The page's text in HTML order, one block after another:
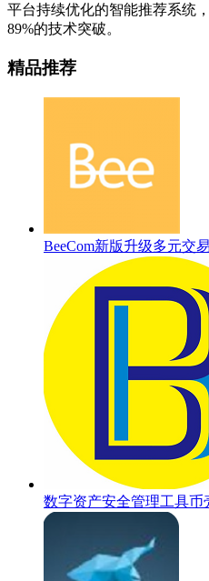
平台持续优化的智能推荐系统
89%的技术突破。
精品推荐
BeeCom新版升级多元交
数字资产安全管理工具币